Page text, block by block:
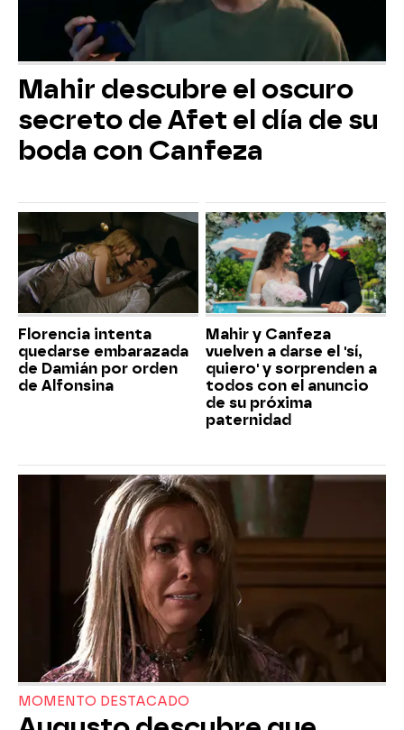
Mahir descubre el oscuro
secreto de Afet el día de su
boda con Canfeza
Florencia intenta
quedarse embarazada
de Damián por orden
de Alfonsina
Mahir y Canfeza
vuelven a darse el 'sí,
quiero' y sorprenden a
todos con el anuncio
de su próxima
paternidad
MOMENTO DESTACADO